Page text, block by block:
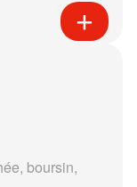
boursin,